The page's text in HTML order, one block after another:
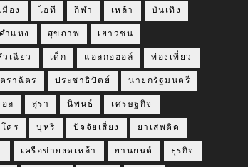
มือง ไอที กีฬา เหล้า บันเทิง
ำแหง สุขภาพ เยาวชน
เฉียว เด็ก แอลกอฮอล์ ท่องเที่ยว
ราฉัตร ประชาธิปัตย์ นายกรัฐมนตรี
ล สุรา นิพนธ์ เศรษฐกิจ
คร บุหรี่ ปัจจัยเสี่ยง ยาเสพติด
เครือข่ายงดเหล้า ยานยนต์ ธุรกิจ